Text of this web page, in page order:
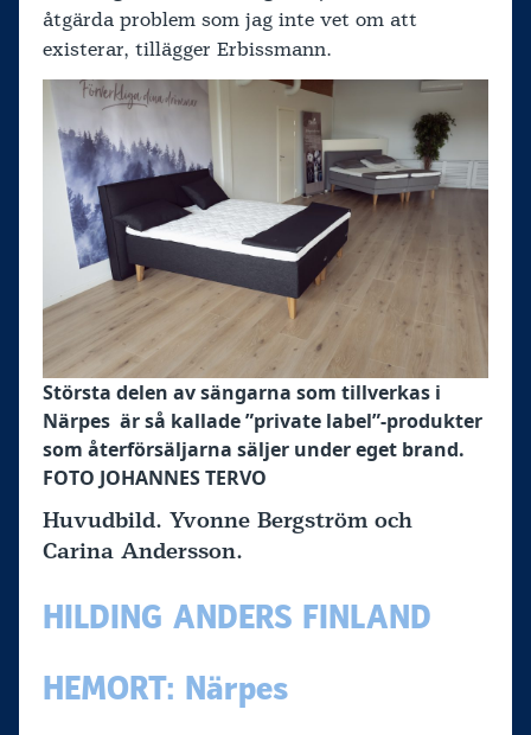
åtgärda problem som jag inte vet om att
existerar, tillägger Erbissmann.
Största delen av sängarna som tillverkas i
Närpes är så kallade ”private label”-produkter
som återförsäljarna säljer under eget brand.
FOTO JOHANNES TERVO
Huvudbild. Yvonne Bergström och
Carina Andersson.
HILDING ANDERS FINLAND
HEMORT: Närpes